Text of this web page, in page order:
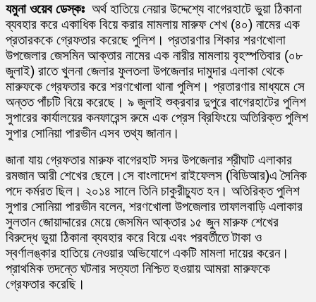
বিয়ে
করে
প্রতারনার
দায়ে
বাগেরহাটে
প্রতারক
গ্রেফতার
যমুনা ওয়েব ডেস্কঃ অর্থ হাতিয়ে নেয়ার উদ্দেশ্যে বাগেরহাটে ভুয়া ঠিকানা
ব্যবহার করে একাধিক বিয়ে করার মামলায় মারুফ শেখ (৪০) নামের এক
প্রতারককে গ্রেফতার করেছে পুলিশ। প্রতারণার শিকার শরণখোলা
উপজেলার জেসমিন আক্তার নামের এক নারীর মামলায় বৃহস্পতিবার (০৮
জুলাই) রাতে খুলনা জেলার ফুলতলা উপজেলার দামুদার এলাকা থেকে
মারুফকে গ্রেফতার করে শরণখোলা থানা পুলিশ। প্রতারণার মাধ্যমে সে
অন্তত পাঁচটি বিয়ে করেছে। ৯ জুলাই শুক্রবার দুপুরে বাগেরহাটের পুলিশ
সুপারের কার্যালয়ের কনফারেন্স রুমে এক প্রেস ব্রিফিংয়ে অতিরিক্ত পুলিশ
সুপার সোনিয়া পারভীন এসব তথ্য জানান।
জানা যায় গ্রেফতার মারুফ বাগেরহাট সদর উপজেলার শ্রীঘাট এলাকার
রমজান আরী শেখের ছেলে।সে বাংলাদেশ রাইফেলস (বিডিআর)এ সৈনিক
পদে কর্মরত ছিল। ২০১৪ সালে তিনি চাকুরীচ্যুত হন। অতিরিক্ত পুলিশ
সুপার সোনিয়া পারভীন বলেন, শরণখোলা উপজেলার তাফালবাড়ি এলাকার
সুলতান জোয়াদ্দারের মেয়ে জেসমিন আক্তার ১৫ জুন মারুফ শেখের
বিরুদ্ধে ভুয়া ঠিকানা ব্যবহার করে বিয়ে এবং পরবর্তীতে টাকা ও
স্বর্ণালঙ্কার হাতিয়ে নেওয়ার অভিযোগে একটি মামলা দায়ের করেন।
প্রাথমিক তদন্তে ঘটনার সত্যতা নিশ্চিত হওয়ায় আমরা মারুফকে
গ্রেফতার করেছি।